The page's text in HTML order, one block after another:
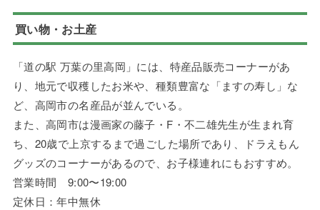
買い物・お土産
「道の駅 万葉の里高岡」には、特産品販売コーナーがあ
り、地元で収穫したお米や、種類豊富な「ますの寿し」な
ど、高岡市の名産品が並んでいる。
また、高岡市は漫画家の藤子・F・不二雄先生が生まれ育
ち、20歳で上京するまで過ごした場所であり、ドラえもん
グッズのコーナーがあるので、お子様連れにもおすすめ。
営業時間 9:00〜19:00
定休日：年中無休